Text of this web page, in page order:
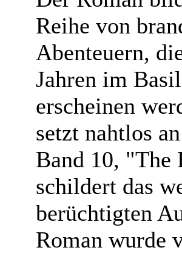
Reihe von
Abenteuern,
Jahren im
erscheinen
setzt nahtlos
Band 10, "The
schildert das
berüchtigten
Roman wurde